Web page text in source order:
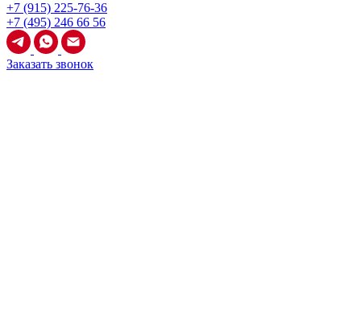
+7 (915) 225-76-36
+7 (495) 246 66 56
Заказать звонок